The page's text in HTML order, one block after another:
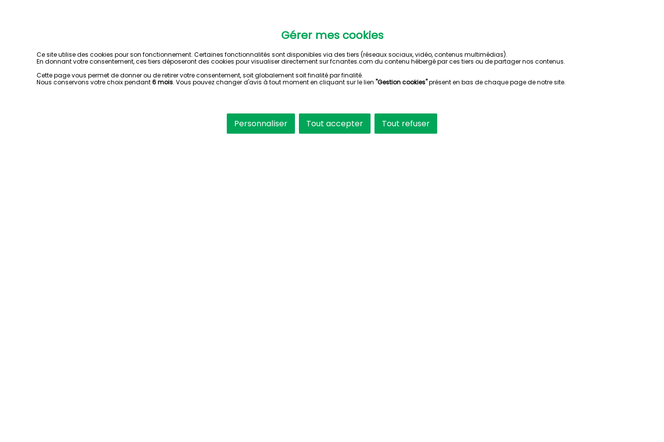
Gérer mes cookies
Ce site utilise des cookies pour son fonctionnement. Certaines fonctionnalités sont disponibles via des tiers (réseaux sociaux, vidéo, contenus multimédias).
En donnant votre consentement, ces tiers déposeront des cookies pour visualiser directement sur fcnantes.com du contenu hébergé par ces tiers ou de partager nos contenus.
Cette page vous permet de donner ou de retirer votre consentement, soit globalement soit finalité par finalité.
Nous conservons votre choix pendant6 mois. Vous pouvez changer d'avis à tout moment en cliquant sur le lien"Gestion cookies"présent en bas de chaque page de notre site.
Personnaliser Tout accepter Tout refuser